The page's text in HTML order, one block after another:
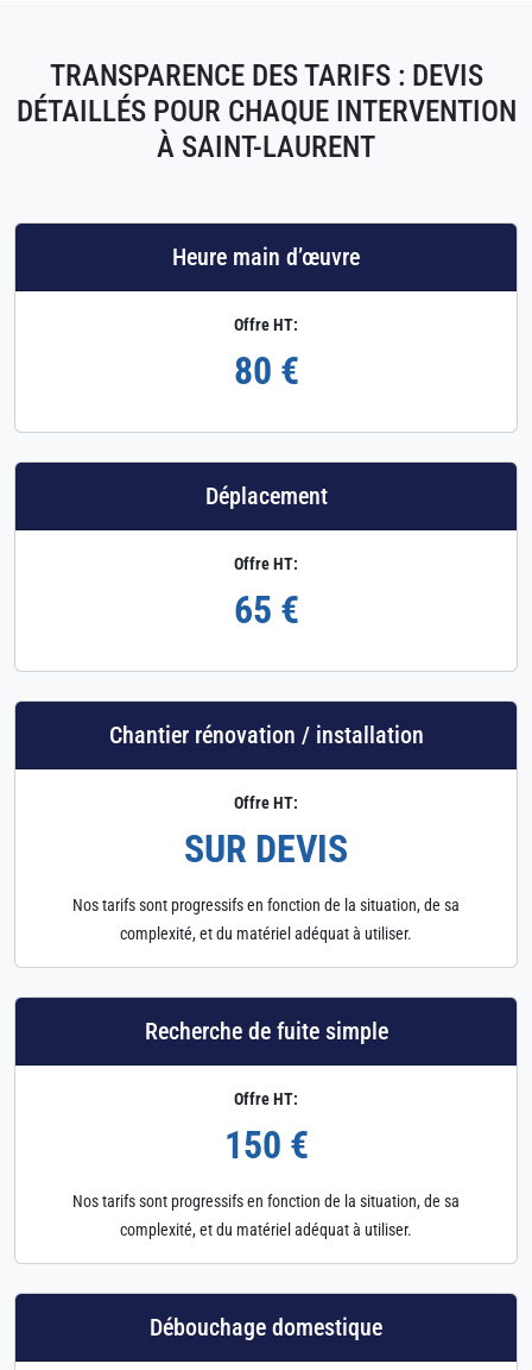
TRANSPARENCE DES TARIFS : DEVIS
DÉTAILLÉS POUR CHAQUE INTERVENTION
À SAINT-LAURENT
Heure main d’œuvre
Offre HT:
80 €
Déplacement
Offre HT:
65 €
Chantier rénovation / installation
Offre HT:
SUR DEVIS
Nos tarifs sont progressifs en fonction de la situation, de sa
complexité, et du matériel adéquat à utiliser.
Recherche de fuite simple
Offre HT:
150 €
Nos tarifs sont progressifs en fonction de la situation, de sa
complexité, et du matériel adéquat à utiliser.
Débouchage domestique